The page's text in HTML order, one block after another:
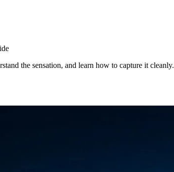
the sensation, and learn how to capture it cleanly.